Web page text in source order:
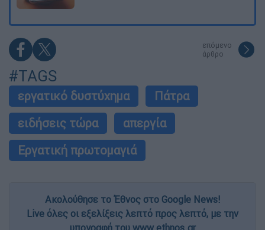
επόμενο
άρθρο
#TAGS
εργατικό δυστύχημα
Πάτρα
ειδήσεις τώρα
απεργία
Εργατική πρωτομαγιά
Ακολούθησε το Έθνος στο Google News!
Live όλες οι εξελίξεις λεπτό προς λεπτό, με την